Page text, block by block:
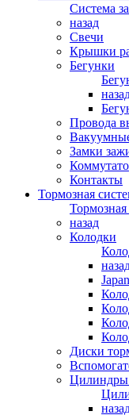
Система
назад
Свечи
Крышки
Бегунки
Провода
Замки
Контакты
Тормозная
Тормозная
назад
Колодки
Диски
Цилиндры